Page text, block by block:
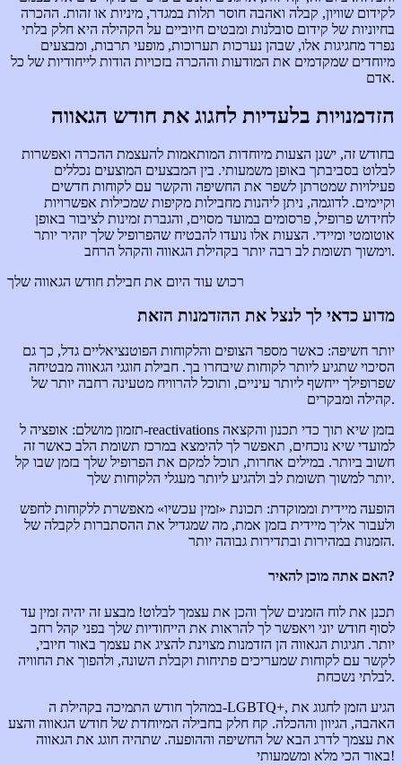
לקידום שוויון, קבלה ואהבה חוסר תלות במגדר, מיניות או זהות. ההכרה
בחיוניות של קידום סובלנות ומבטים חיוביים על הקהילה היא חלק בלתי
נפרד מחגיגות אלו, שבהן נערכות תערוכות, מופעי תרבות, ומבצעים
מיוחדים שמקדמים את המודעות וההכרה בזכויות הודות לייחודיות של כל
אדם.
הזדמנויות בלעדיות לחגוג את חודש הגאווה
בחודש זה, ישנן הצעות מיוחדות המותאמות להעצמת ההכרה ואפשרות
לבלוט בסביבתך באופן משמעותי. בין המבצעים המוצעים נכללים
פעילויות שמטרתן לשפר את החשיפה והקשר עם לקוחות חדשים
וקיימים. לדוגמה, ניתן ליהנות מחבילות מקיפות שמכילות אפשרויות
לחידוש פרופיל, פרסומים במועד מסוים, והגברת זמינות לציבור באופן
אוטומטי ומיידי. הצעות אלו נועדו להבטיח שהפרופיל שלך יזהיר יותר
וימשוך תשומת לב רבה יותר בקהילת הגאווה והקהל הרחב.
רכוש עוד היום את חבילת חודש הגאווה שלך
מדוע כדאי לך לנצל את ההזדמנות הזאת
יותר חשיפה: כאשר מספר הצופים והלקוחות הפוטנציאליים גדל, כך גם
הסיכוי שתגיע ליותר לקוחות שיבחרו בך. חבילת חוגגי הגאווה מבטיחה
שפרופילך ייחשף ליותר עיניים, ותוכל להרוויח מטעינה רחבה יותר של
קהילה ומבקרים.
תזמון מושלם: אופציה ל-reactivations בזמן שיא תוך כדי תכנון והקצאה
למועדי שיא נוכחים, תאפשר לך להימצא במרכז תשומת הלב כאשר זה
חשוב ביותר. במילים אחרות, תוכל למקם את הפרופיל שלך בזמן שבו קל
יותר למשוך תשומת לב ולהגיע ליותר מעגלי הלקוחות שלך.
הופעה מיידית וממוקדת: תכונת «זמין עכשיו» מאפשרת ללקוחות לחפש
ולעבור אליך מיידית בזמן אמת, מה שמגדיל את ההסתברות לקבלה של
הזמנות במהירות ובתדירות גבוהה יותר.
האם אתה מוכן להאיר?
תכנן את לוח הזמנים שלך והכן את עצמך לבלוט! מבצע זה יהיה זמין עד
לסוף חודש יוני ויאפשר לך להראות את הייחודיות שלך בפני קהל רחב
יותר. חגיגות הגאווה הן הזדמנות מצוינת להציג את עצמך באור חיובי,
לקשר עם לקוחות שמעריכים פתיחות וקבלת השונה, ולהפוך את החוויה
לבלתי נשכחת.
במהלך חודש התמיכה בקהילת ה-LGBTQ+, הגיע הזמן לחגוג את
האהבה, הגיוון וההכלה. קח חלק בחבילה המיוחדת של חודש הגאווה והצע
את עצמך לדרג הבא של החשיפה וההופעה. שתהיה חוגג את הגאווה
באור הכי מלא ומשמעותי!